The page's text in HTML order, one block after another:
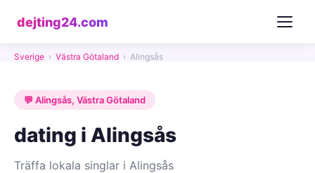
dejting24.com
Sverige › Västra Götaland › Alingsås
💬 Alingsås, Västra Götaland
dating i Alingsås
Träffa lokala singlar i Alingsås